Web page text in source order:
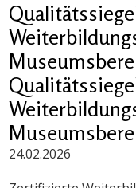
24.02.2026